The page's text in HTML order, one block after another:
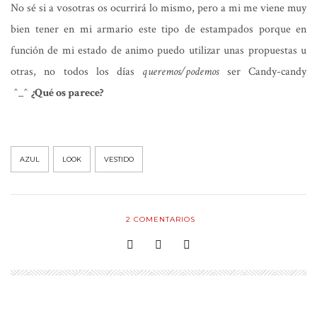
No sé si a vosotras os ocurrirá lo mismo, pero a mi me viene muy
bien tener en mi armario este tipo de estampados porque en
función de mi estado de animo puedo utilizar unas propuestas u
otras, no todos los días queremos/podemosser Candy-candy
^_^ ¿Qué os parece?
AZUL LOOK VESTIDO
2 COMENTARIOS